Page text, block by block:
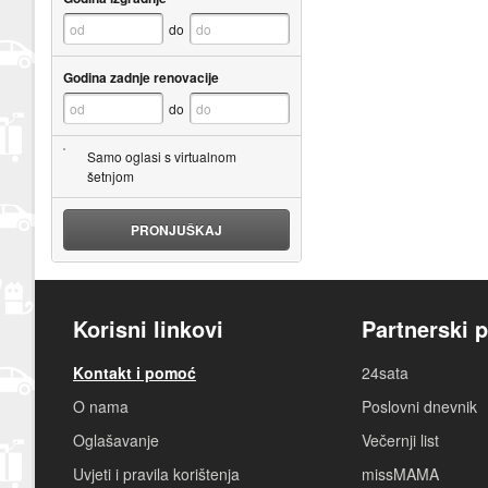
do
Godina zadnje renovacije
do
Samo oglasi s virtualnom
šetnjom
PRONJUŠKAJ
Korisni linkovi
Kontakt i pomoć
O nama
Oglašavanje
Uvjeti i pravila korištenja
Partnerski
24sata
Poslovni dnevnik
Večernji list
missMAMA